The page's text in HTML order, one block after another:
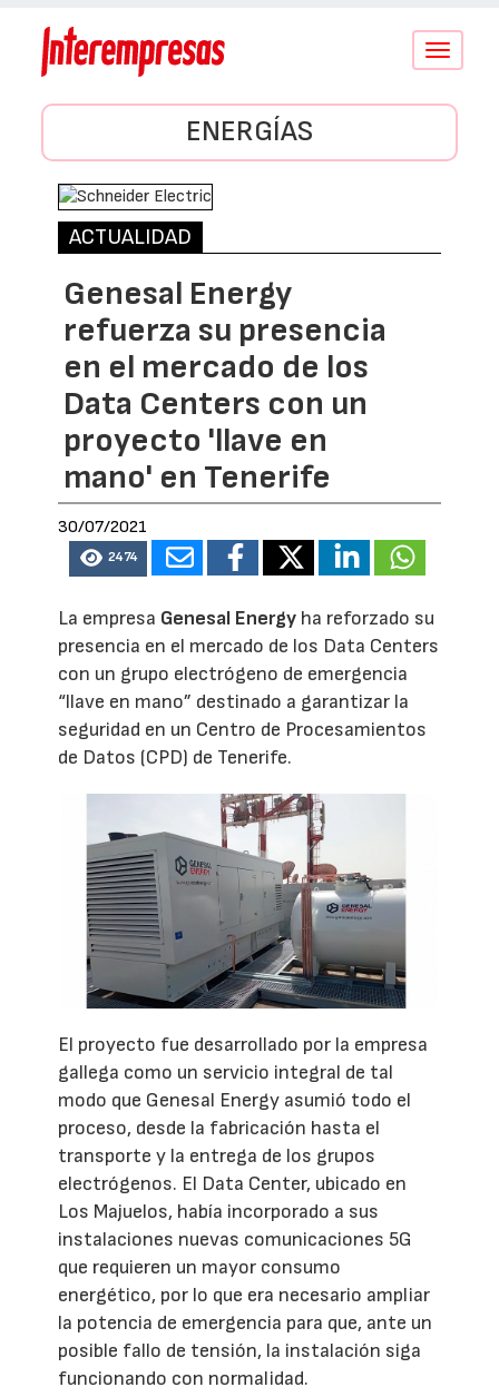
Conmutar
ENERGÍAS
ACTUALIDAD
Genesal Energy
refuerza su presencia
en el mercado de los
Data Centers con un
proyecto 'llave en
mano' en Tenerife
30/07/2021
2474
La empresa Genesal Energy ha reforzado su
presencia en el mercado de los Data Centers
con un grupo electrógeno de emergencia
“llave en mano” destinado a garantizar la
seguridad en un Centro de Procesamientos
de Datos (CPD) de Tenerife.
El proyecto fue desarrollado por la empresa
gallega como un servicio integral de tal
modo que Genesal Energy asumió todo el
proceso, desde la fabricación hasta el
transporte y la entrega de los grupos
electrógenos. El Data Center, ubicado en
Los Majuelos, había incorporado a sus
instalaciones nuevas comunicaciones 5G
que requieren un mayor consumo
energético, por lo que era necesario ampliar
la potencia de emergencia para que, ante un
posible fallo de tensión, la instalación siga
funcionando con normalidad.